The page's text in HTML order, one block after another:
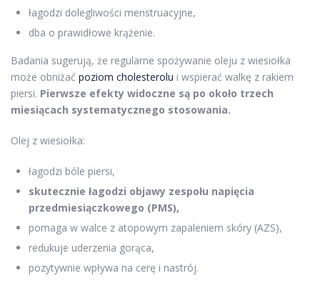
łagodzi dolegliwości menstruacyjne,
dba o prawidłowe krążenie.
Badania sugerują, że regularne spożywanie oleju z wiesiołka
może obniżać poziom cholesterolu i wspierać walkę z rakiem
piersi. Pierwsze efekty widoczne są po około trzech
miesiącach systematycznego stosowania.
Olej z wiesiołka:
łagodzi bóle piersi,
skutecznie łagodzi objawy zespołu napięcia
przedmiesiączkowego (PMS),
pomaga w walce z atopowym zapaleniem skóry (AZS),
redukuje uderzenia gorąca,
pozytywnie wpływa na cerę i nastrój.